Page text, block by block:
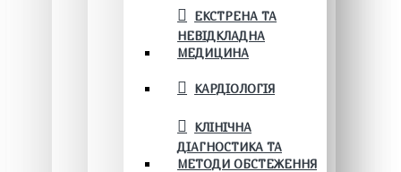
ЕКСТРЕНА ТА
НЕВІДКЛАДНА
МЕДИЦИНА
КАРДІОЛОГІЯ
КЛІНІЧНА
ДІАГНОСТИКА ТА
МЕТОДИ ОБСТЕЖЕННЯ